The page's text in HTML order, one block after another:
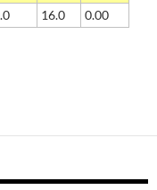
16.0 0.00